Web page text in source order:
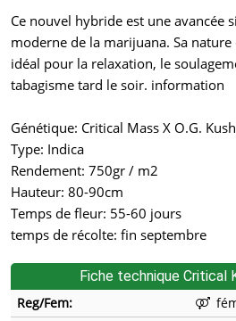
Ce nouvel hybride est une avancée
moderne de la marijuana. Sa
idéal pour la relaxation, le
tabagisme tard le soir. information
Génétique: Critical Mass X O.G. Kush
Type: Indica
Rendement: 750gr / m2
Hauteur: 80-90cm
Temps de fleur: 55-60 jours
temps de récolte: fin septembre
Fiche technique Critical
Reg/Fem: